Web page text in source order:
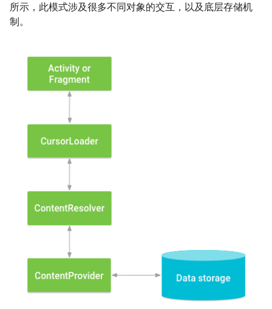
所示，此模式涉及很多不同对象的交互，以及底层存储机
制。